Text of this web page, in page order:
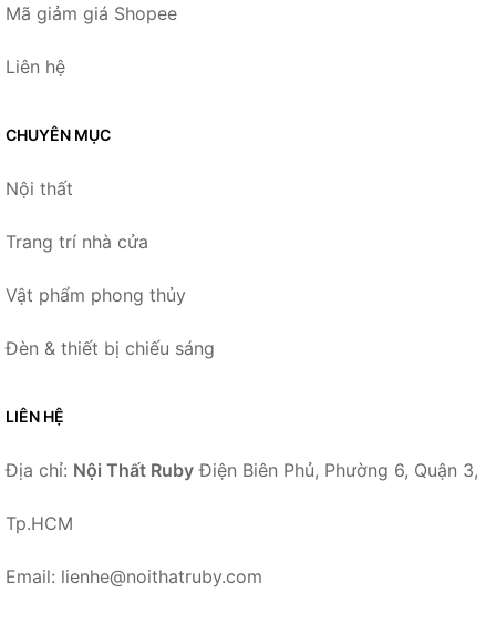
Mã giảm giá Shopee
Liên hệ
CHUYÊN MỤC
Nội thất
Trang trí nhà cửa
Vật phẩm phong thủy
Đèn & thiết bị chiếu sáng
LIÊN HỆ
Địa chỉ: Nội Thất Ruby Điện Biên Phủ, Phường 6, Quận 3,
Tp.HCM
Email: lienhe@noithatruby.com